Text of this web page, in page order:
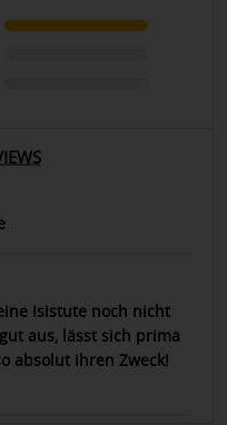
Isistute noch nicht
aus, lässt sich prima
absolut ihren Zweck!